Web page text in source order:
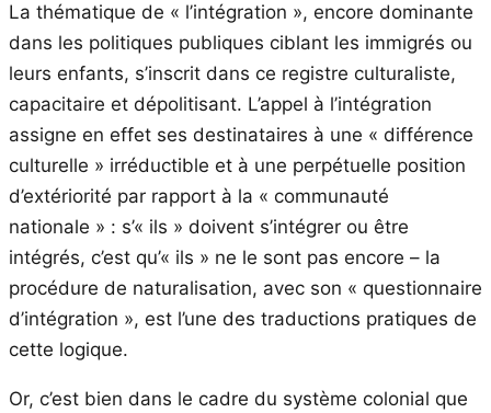
La thématique de « l’intégration », encore dominante
dans les politiques publiques ciblant les immigrés ou
leurs enfants, s’inscrit dans ce registre culturaliste,
capacitaire et dépolitisant. L’appel à l’intégration
assigne en effet ses destinataires à une « différence
culturelle » irréductible et à une perpétuelle position
d’extériorité par rapport à la « communauté
nationale » : s’« ils » doivent s’intégrer ou être
intégrés, c’est qu’« ils » ne le sont pas encore – la
procédure de naturalisation, avec son « questionnaire
d’intégration », est l’une des traductions pratiques de
cette logique.
Or, c’est bien dans le cadre du système colonial que